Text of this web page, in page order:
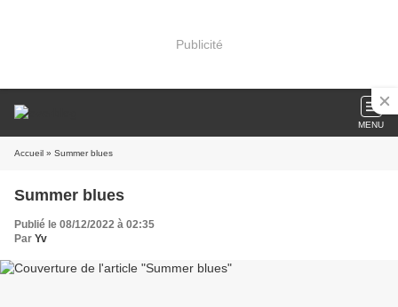
Publicité
MENU
Accueil » Summer blues
Summer blues
Publié le 08/12/2022 à 02:35
Par Yv